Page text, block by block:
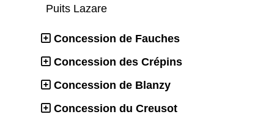
Puits Lazare
Concession de Fauches
Concession des Crépins
Concession de Blanzy
Concession du Creusot